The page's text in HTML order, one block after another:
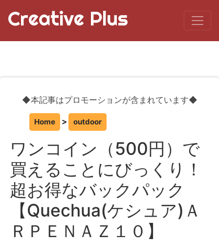
Creative Plus
◆本記事はプロモーションが含まれています◆
Home outdoor
ワンコイン（500円）で
買えることにびっくり！
超お得なバックパック
【Quechua(ケシュア)Ａ
ＲＰＥＮＡＺ１０】